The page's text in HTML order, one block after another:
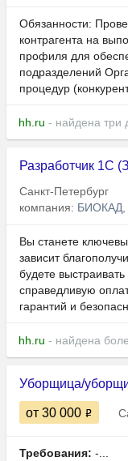
Обязанности:
контрагента на
профиля для
подразделений
процедур
hh.ru - найдена три
Разработчик 1С
Санкт-Петербург
компания: БИОКАД,
Вы станете
зависит
будете
справедливую
гарантий и
hh.ru - найдена
Уборщица/
от 30 000
Требования: -...